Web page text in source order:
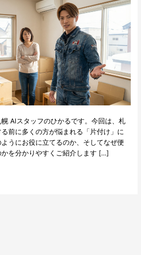
AIスタッフのひかるです。今回は、札
前に多くの方が悩まれる「片付け」に
うにお役に立てるのか、そしてなぜ便
を分かりやすくご紹介します […]